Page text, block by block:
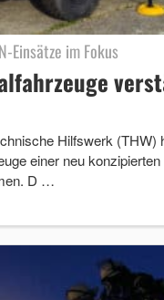
Einsätze im Fokus
Hilfswerk (THW)
einer neu
D …